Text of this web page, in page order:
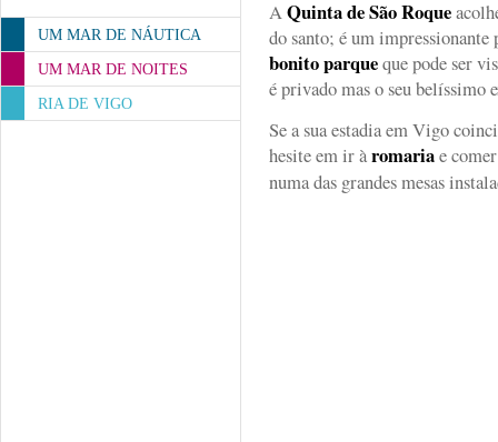
UM MAR DE NÁUTICA
UM MAR DE NOITES
RIA DE VIGO
AQuinta de São Roque
do santo; é um impressionante
bonito parqueque pode ser
é privado mas o seu belíssimo
Se a sua estadia em Vigo
hesite em ir àromariae
numa das grandes mesas